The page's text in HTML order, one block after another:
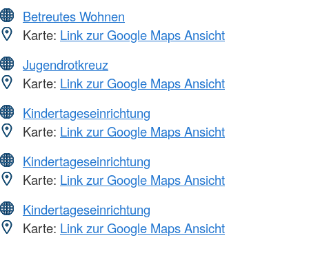
Betreutes Wohnen
Karte: Link zur Google Maps Ansicht
Jugendrotkreuz
Karte: Link zur Google Maps Ansicht
Kindertageseinrichtung
Karte: Link zur Google Maps Ansicht
Kindertageseinrichtung
Karte: Link zur Google Maps Ansicht
Kindertageseinrichtung
Karte: Link zur Google Maps Ansicht